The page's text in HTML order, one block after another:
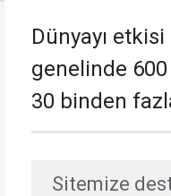
Dünyayı
genelinde
30 binden
Sitemize